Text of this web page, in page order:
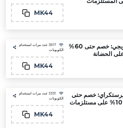
MK44
رمز فيرستكراي الترويجي: خصم حتى 60%
3517 عدد مرات استخدام
الكوبونات
MK44
خصم حتى
10% على مستلزمات
3331 عدد مرات استخدام
الكوبونات
MK44